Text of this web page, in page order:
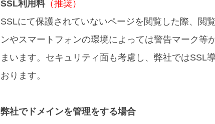
SSL利用料（推奨）
SSLにて保護されていないページを閲覧した際、閲
ンやスマートフォンの環境によっては警告マーク等
まいます。セキュリティ面も考慮し、弊社ではSSL
おります。
弊社でドメインを管理をする場合